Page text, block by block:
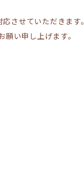
させていただきます。
い申し上げます。